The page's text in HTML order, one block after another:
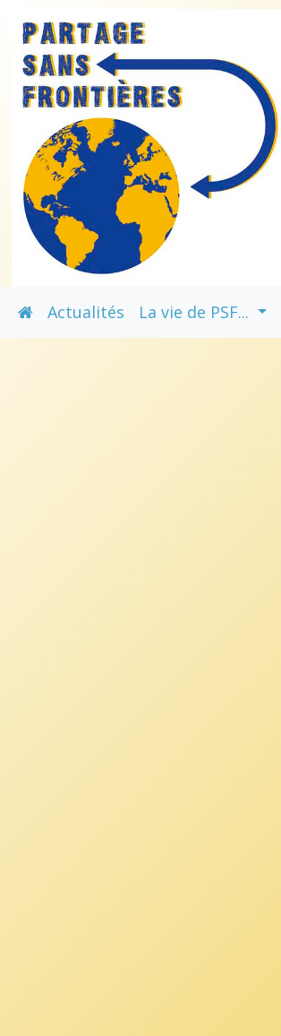
Actualités La vie de PSF...